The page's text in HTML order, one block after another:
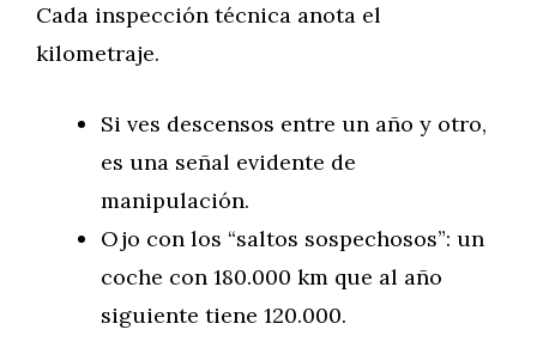
Cada inspección técnica anota el
kilometraje.
Si ves descensos entre un año y otro,
es una señal evidente de
manipulación.
Ojo con los “saltos sospechosos”: un
coche con 180.000 km que al año
siguiente tiene 120.000.